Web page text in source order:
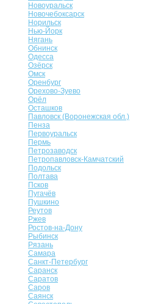
Новоуральск
Новочебоксарск
Норильск
Нью-Йорк
Нягань
Обнинск
Одесса
Озёрск
Омск
Оренбург
Орехово-Зуево
Орёл
Осташков
Павловск (Воронежская обл.)
Пенза
Первоуральск
Пермь
Петрозаводск
Петропавловск-Камчатский
Подольск
Полтава
Псков
Пугачёв
Пушкино
Реутов
Ржев
Ростов-на-Дону
Рыбинск
Рязань
Самара
Санкт-Петербург
Саранск
Саратов
Саров
Саянск